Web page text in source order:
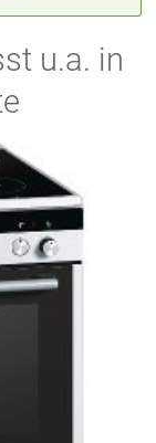
u.a. in